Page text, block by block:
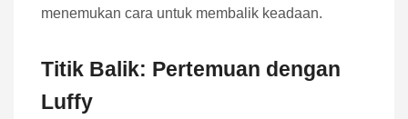
menemukan cara untuk membalik keadaan.
Titik Balik: Pertemuan dengan
Luffy